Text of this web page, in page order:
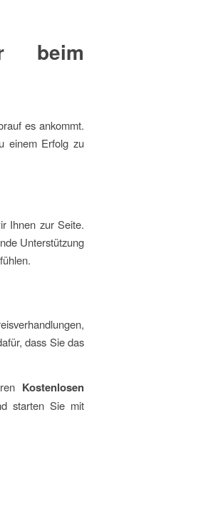
beim
es ankommt.
einem Erfolg zu
Ihnen zur Seite.
Unterstützung
dass Sie das
Kostenlosen
starten Sie mit